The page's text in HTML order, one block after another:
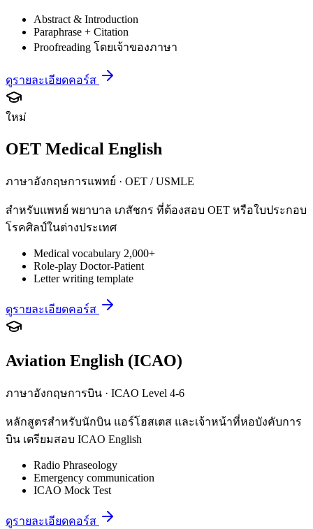
Abstract & Introduction
Paraphrase + Citation
Proofreading โดยเจ้าของภาษา
ดูรายละเอียดคอร์ส
ใหม่
OET Medical English
ภาษาอังกฤษการแพทย์ · OET / USMLE
สำหรับแพทย์ พยาบาล เภสัชกร ที่ต้องสอบ OET หรือใบประกอบ
โรคศิลป์ในต่างประเทศ
Medical vocabulary 2,000+
Role-play Doctor-Patient
Letter writing template
ดูรายละเอียดคอร์ส
Aviation English (ICAO)
ภาษาอังกฤษการบิน · ICAO Level 4-6
หลักสูตรสำหรับนักบิน แอร์โฮสเตส และเจ้าหน้าที่หอบังคับการ
บิน เตรียมสอบ ICAO English
Radio Phraseology
Emergency communication
ICAO Mock Test
ดูรายละเอียดคอร์ส